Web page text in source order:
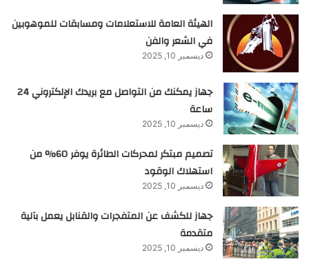
الهيئة العامة للاستعلامات ومسابقات للموهوبين
في الشعر والفن
ديسمبر 10, 2025
جهاز يمكنك من التواصل مع بريدك الإلكتروني 24
ساعة
ديسمبر 10, 2025
تصميم مبتكر لمحركات الطائرة يوفر 60% من
استهلاك الوقود
ديسمبر 10, 2025
جهاز للكشف عن المتفجرات والقنابل يعمل بآلية
متقدمة
ديسمبر 10, 2025